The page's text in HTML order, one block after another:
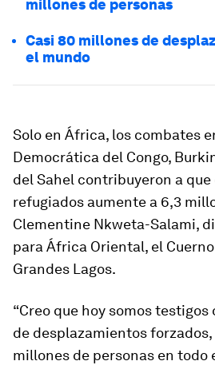
millones de personas
Casi 80 millones de
el mundo
Solo en África, los combates
Democrática del Congo,
del Sahel contribuyeron a que
refugiados aumente a 6,3
Clementine Nkweta-Salami,
para África Oriental, el
Grandes Lagos.
“Creo que hoy somos
de desplazamientos
millones de personas en todo